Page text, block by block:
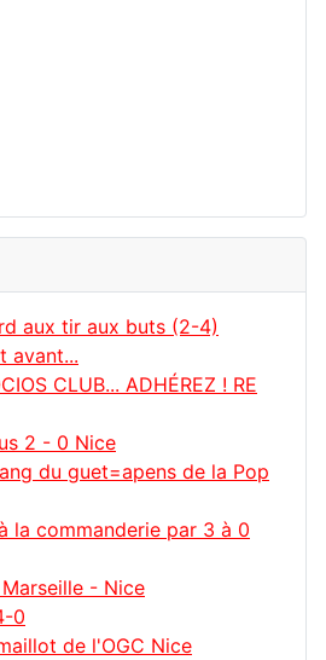
aux tir aux buts (2-4)
avant...
CLUB... ADHÉREZ ! RE
2 - 0 Nice
du guet=apens de la Pop
la commanderie par 3 à 0
- Nice
0
de l'OGC Nice